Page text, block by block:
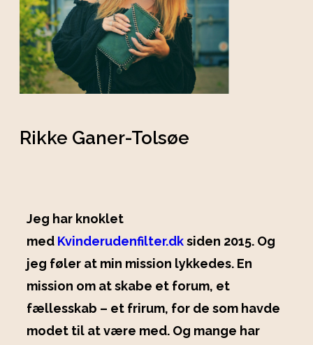
Rikke Ganer-Tolsøe
Jeg har knoklet
med Kvinderudenfilter.dksiden 2015. Og
jeg føler at min mission lykkedes. En
mission om at skabe et forum, et
fællesskab – et frirum, for de som havde
modet til at være med. Og mange har